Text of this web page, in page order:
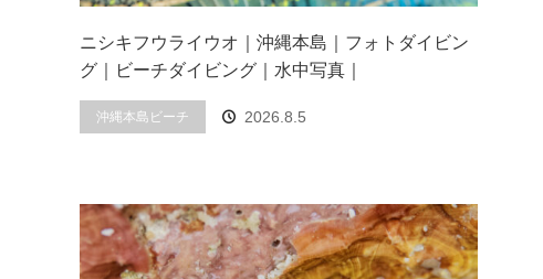
ニシキフウライウオ｜沖縄本島｜フォトダイビン
グ｜ビーチダイビング｜水中写真｜
沖縄本島ビーチ 2026.8.5